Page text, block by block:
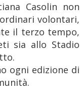
Casolin non
volontari,
il terzo tempo,
sia allo Stadio
ogni edizione di